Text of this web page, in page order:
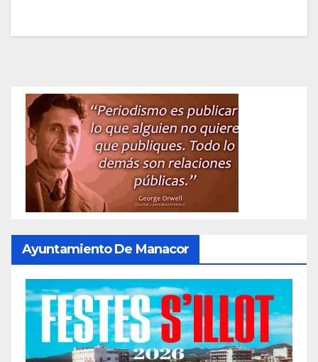
Ayuntamiento De Manacor